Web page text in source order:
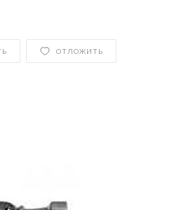
ОТЛОЖИТЬ